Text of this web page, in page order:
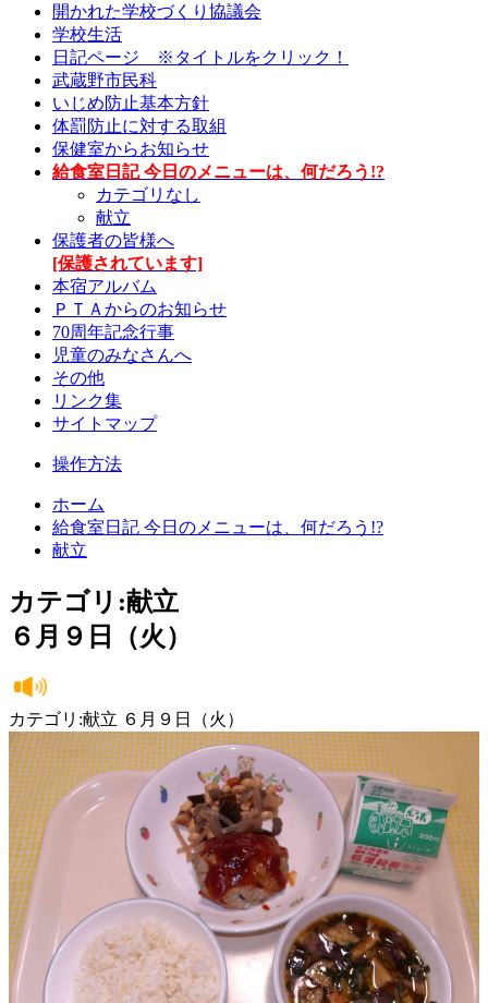
開かれた学校づくり協議会
学校生活
日記ページ ※タイトルをクリック！
武蔵野市民科
いじめ防止基本方針
体罰防止に対する取組
保健室からお知らせ
給食室日記 今日のメニューは、何だろう!?
カテゴリなし
献立
保護者の皆様へ
[保護されています]
本宿アルバム
ＰＴＡからのお知らせ
70周年記念行事
児童のみなさんへ
その他
リンク集
サイトマップ
操作方法
ホーム
給食室日記 今日のメニューは、何だろう!?
献立
カテゴリ:献立
６月９日（火）
カテゴリ:献立 ６月９日（火）